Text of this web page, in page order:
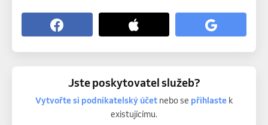
Jste poskytovatel služeb?
Vytvořte si podnikatelský účetnebo se přihlastek
existujícímu.